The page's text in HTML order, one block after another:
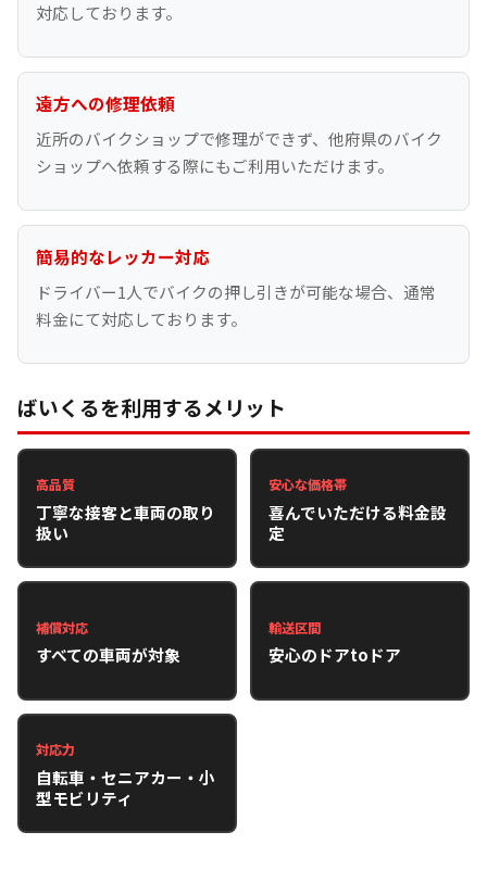
対応しております。
遠方への修理依頼
近所のバイクショップで修理ができず、他府県のバイク
ショップへ依頼する際にもご利用いただけます。
簡易的なレッカー対応
ドライバー1人でバイクの押し引きが可能な場合、通常
料金にて対応しております。
ばいくるを利用するメリット
高品質
丁寧な接客と車両の取り
扱い
安心な価格帯
喜んでいただける料金設
定
補償対応
すべての車両が対象
輸送区間
安心のドアtoドア
対応力
自転車・セニアカー・小
型モビリティ